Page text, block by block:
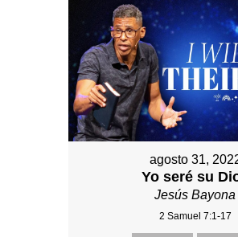
agosto 31,
Yo seré su
Jesús Bayona
2 Samuel 7:1-17